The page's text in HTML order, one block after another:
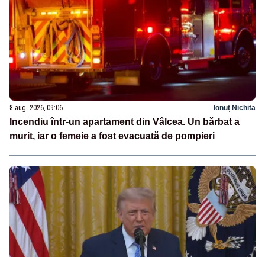
8 aug. 2026, 09:06 Ionuț Nichita
Incendiu într-un apartament din Vâlcea. Un bărbat a
murit, iar o femeie a fost evacuată de pompieri